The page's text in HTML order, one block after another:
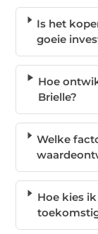
Is het
goeie
Hoe
Brielle?
Welke
Hoe kies